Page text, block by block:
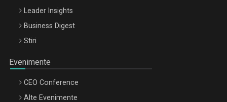
Leader Insights
Business Digest
Stiri
Evenimente
CEO Conference
Alte Evenimente